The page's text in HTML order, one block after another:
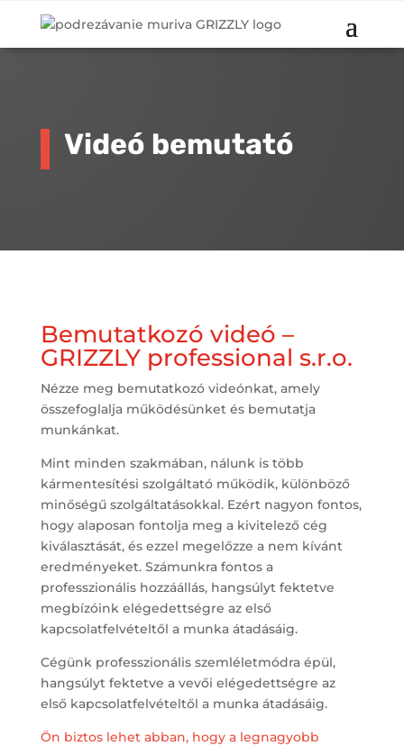
Videó bemutató
Bemutatkozó videó –
GRIZZLY professional s.r.o.
Nézze meg bemutatkozó videónkat, amely
összefoglalja működésünket és bemutatja
munkánkat.
Mint minden szakmában, nálunk is több
kármentesítési szolgáltató működik, különböző
minőségű szolgáltatásokkal. Ezért nagyon fontos,
hogy alaposan fontolja meg a kivitelező cég
kiválasztását, és ezzel megelőzze a nem kívánt
eredményeket. Számunkra fontos a
professzionális hozzáállás, hangsúlyt fektetve
megbízóink elégedettségre az első
kapcsolatfelvételtől a munka átadásáig.
Cégünk professzionális szemléletmódra épül,
hangsúlyt fektetve a vevői elégedettségre az
első kapcsolatfelvételtől a munka átadásáig.
Ön biztos lehet abban, hogy a legnagyobb